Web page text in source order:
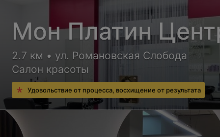
Мон Платин
2.7 км • ул. Романовская Слобода
Салон красоты
Удовольствие от процесса, восхищение от результата